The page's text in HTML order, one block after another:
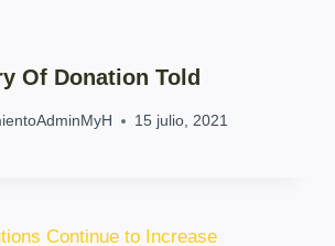
Of Donation Told
15 julio, 2021